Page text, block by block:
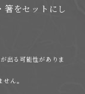
箸をセットにし
出る可能性がありま
ん。